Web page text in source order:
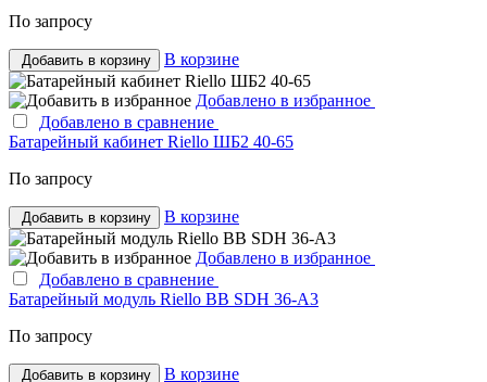
По запросу
Добавить в корзину В корзине
Добавлено в избранное
Добавлено в сравнение
Батарейный кабинет Riello ШБ2 40-65
По запросу
Добавить в корзину В корзине
Добавлено в избранное
Добавлено в сравнение
Батарейный модуль Riello BB SDH 36-A3
По запросу
Добавить в корзину В корзине